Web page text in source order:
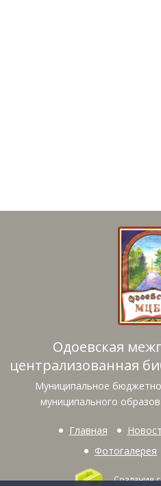
Одоевская
централизованная
Муниципальное
муниципального
Главная
Фотогалерея
Создание